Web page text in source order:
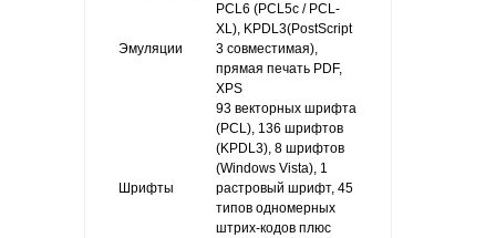
Эмуляции
PCL6 (PCL5c / PCL-
XL), KPDL3(PostScript
3 совместимая),
прямая печать PDF,
XPS
Шрифты
93 векторных шрифта
(PCL), 136 шрифтов
(KPDL3), 8 шрифтов
(Windows Vista), 1
растровый шрифт, 45
типов одномерных
штрих-кодов плюс